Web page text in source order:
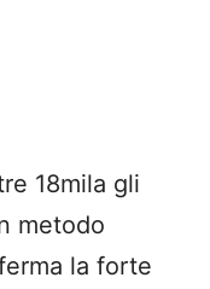
18mila gli
metodo
la forte